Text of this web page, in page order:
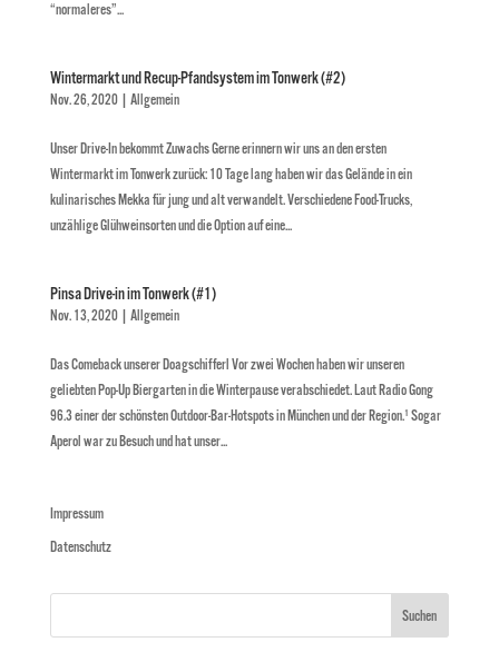
“normaleres”...
Wintermarkt und Recup-Pfandsystem im Tonwerk (#2)
Nov. 26, 2020| Allgemein
Unser Drive-In bekommt Zuwachs Gerne erinnern wir uns an den ersten
Wintermarkt im Tonwerk zurück: 10 Tage lang haben wir das Gelände in ein
kulinarisches Mekka für jung und alt verwandelt. Verschiedene Food-Trucks,
unzählige Glühweinsorten und die Option auf eine...
Pinsa Drive-in im Tonwerk (#1)
Nov. 13, 2020| Allgemein
Das Comeback unserer Doagschifferl Vor zwei Wochen haben wir unseren
geliebten Pop-Up Biergarten in die Winterpause verabschiedet. Laut Radio Gong
96.3 einer der schönsten Outdoor-Bar-Hotspots in München und der Region.¹ Sogar
Aperol war zu Besuch und hat unser...
Impressum
Datenschutz